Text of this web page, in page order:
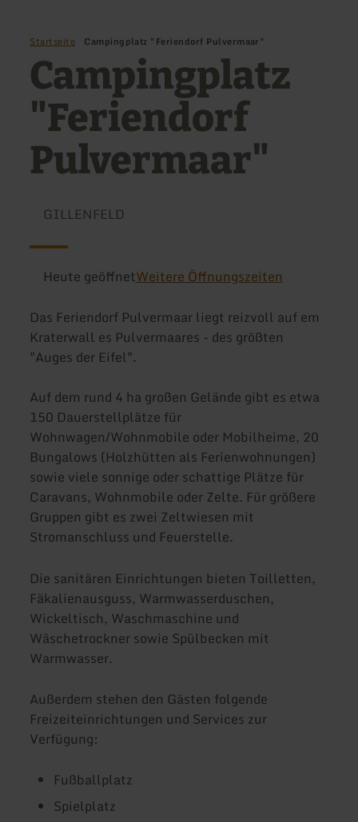
Startseite Campingplatz "Feriendorf Pulvermaar"
Campingplatz
"Feriendorf
Pulvermaar"
GILLENFELD
Heute geöffnetWeitere Öffnungszeiten
Das Feriendorf Pulvermaar liegt reizvoll auf em
Kraterwall es Pulvermaares - des größten
"Auges der Eifel".
Auf dem rund 4 ha großen Gelände gibt es etwa
150 Dauerstellplätze für
Wohnwagen/Wohnmobile oder Mobilheime, 20
Bungalows (Holzhütten als Ferienwohnungen)
sowie viele sonnige oder schattige Plätze für
Caravans, Wohnmobile oder Zelte. Für größere
Gruppen gibt es zwei Zeltwiesen mit
Stromanschluss und Feuerstelle.
Die sanitären Einrichtungen bieten Toilletten,
Fäkalienausguss, Warmwasserduschen,
Wickeltisch, Waschmaschine und
Wäschetrockner sowie Spülbecken mit
Warmwasser.
Außerdem stehen den Gästen folgende
Freizeiteinrichtungen und Services zur
Verfügung:
Fußballplatz
Spielplatz